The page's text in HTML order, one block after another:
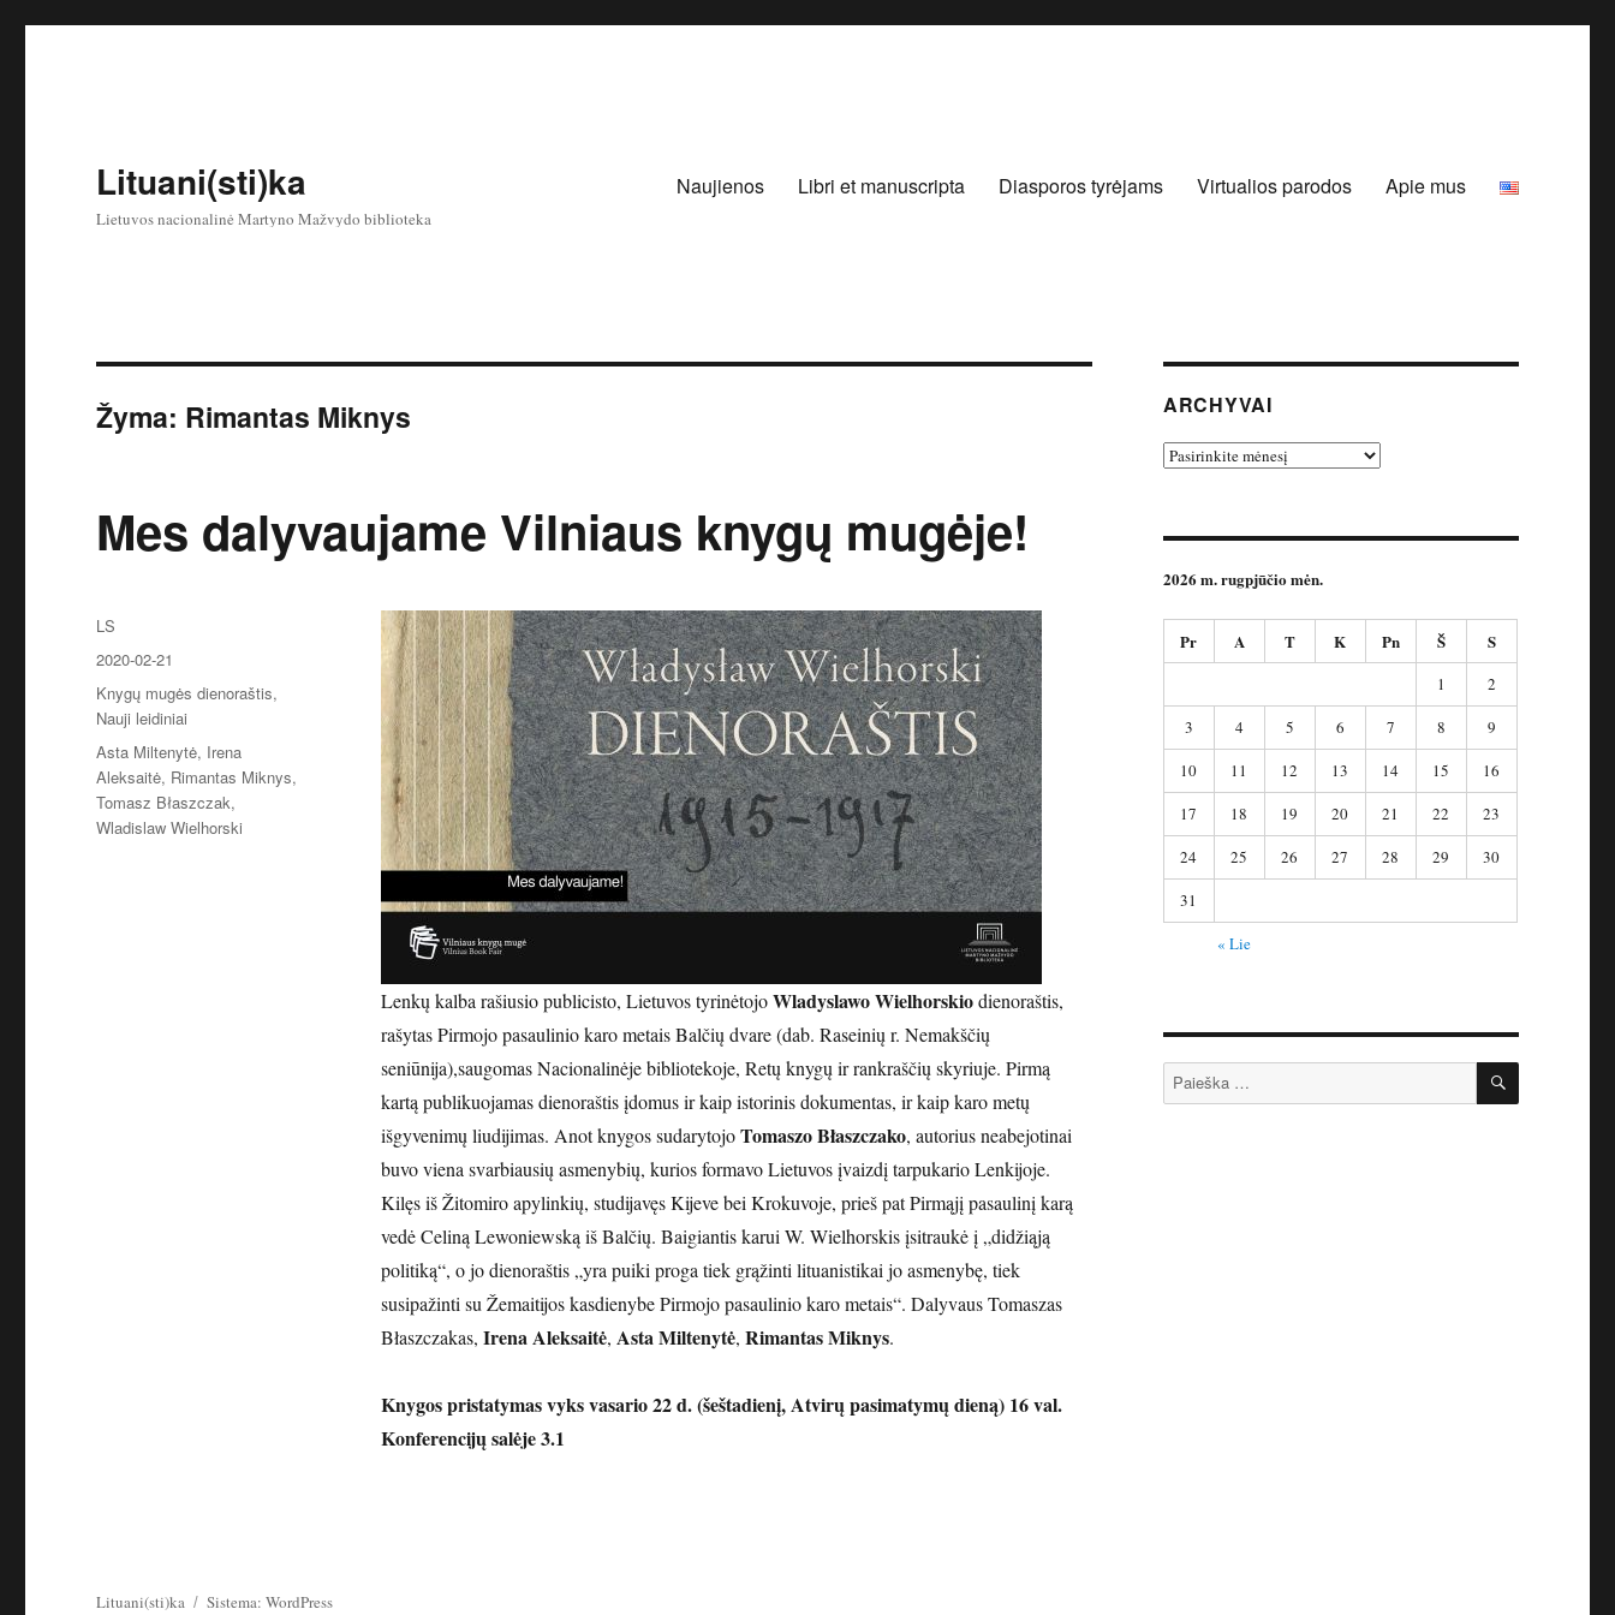
Lituani(sti)ka
Lietuvos nacionalinė Martyno Mažvydo biblioteka
Naujienos Libri et manuscripta Diasporos tyrėjams Virtualios parodos Apie mus
Žyma: Rimantas Miknys
Mes dalyvaujame Vilniaus knygų mugėje!
Lenkų kalba rašiusio publicisto, Lietuvos tyrinėtojoWladyslawo Wielhorskiodienoraštis,
rašytas Pirmojo pasaulinio karo metais Balčių dvare (dab. Raseinių r. Nemakščių
seniūnija),saugomas Nacionalinėje bibliotekoje, Retų knygų ir rankraščių skyriuje. Pirmą
kartą publikuojamas dienoraštis įdomus ir kaip istorinis dokumentas, ir kaip karo metų
išgyvenimų liudijimas. Anot knygos sudarytojoTomaszo Błaszczako, autorius neabejotinai
buvo viena svarbiausių asmenybių, kurios formavo Lietuvos įvaizdį tarpukario Lenkijoje.
Kilęs iš Žitomiro apylinkių, studijavęs Kijeve bei Krokuvoje, prieš pat Pirmąjį pasaulinį karą
vedė Celiną Lewoniewską iš Balčių. Baigiantis karui W. Wielhorskis įsitraukė į „didžiąją
politiką“, o jo dienoraštis „yra puiki proga tiek grąžinti lituanistikai jo asmenybę, tiek
susipažinti su Žemaitijos kasdienybe Pirmojo pasaulinio karo metais“. Dalyvaus Tomaszas
Błaszczakas, Irena Aleksaitė, Asta Miltenytė, Rimantas Miknys.
Knygos pristatymas vyks vasario 22 d. (šeštadienį, Atvirų pasimatymų dieną) 16 val.
Konferencijų salėje 3.1
Autorius
LS
Paskelbta
2020-02-21
Kategorijos
Knygų mugės dienoraštis,
Nauji leidiniai
Žymos
Asta Miltenytė, Irena
Aleksaitė, Rimantas Miknys,
Tomasz Błaszczak,
Wladislaw Wielhorski
ARCHYVAI
Archyvai
2026 m. rugpjūčio mėn.
Pr A T K Pn Š S
1
2
3
4 5 6 7 8
9
10
11 12 13 14 15
16
17
18 19 20 21 22
23
24
25 26 27 28 29
30
31
« Lie
Ieškoti: IEŠKOTI
Lituani(sti)ka Sistema: WordPress